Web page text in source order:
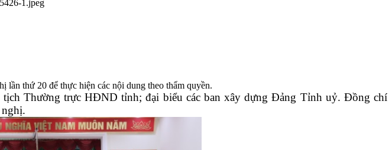
1.jpeg
thứ 20 để thực hiện các nội dung theo thẩm quyền.
Thường trực HĐND tỉnh; đại biểu các ban xây dựng Đảng Tỉnh uỷ. Đồng chí